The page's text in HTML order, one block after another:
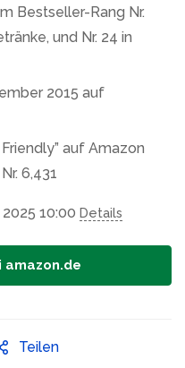
Bestseller-Rang Nr.
und Nr. 24 in
2015 auf
auf Amazon
6,431
10:00 Details
Teilen